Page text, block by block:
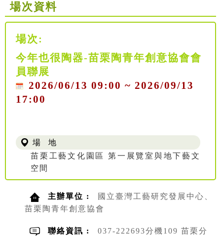
場次資料
場次:
今年也很陶器-苗栗陶青年創意協會會
員聯展
2026/06/13 09:00 ~ 2026/09/13
17:00
場 地
苗栗工藝文化園區 第一展覽室與地下藝文
空間
主辦單位 :
國立臺灣工藝研究發展中心、
苗栗陶青年創意協會
聯絡資訊 :
037-222693分機109 苗栗分